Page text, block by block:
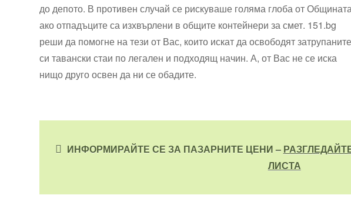
до депото. В противен случай се рискуваше голяма глоба от
ако отпадъците са изхвърлени в общите контейнери за смет. 151.bg
реши да помогне на тези от Вас, които искат да освободят затрупаните
си тавански стаи по легален и подходящ начин. А, от Вас не се иска
нищо друго освен да ни се обадите.
ИНФОРМИРАЙТЕ СЕ ЗА ПАЗАРНИТЕ ЦЕНИ –
ЛИСТА